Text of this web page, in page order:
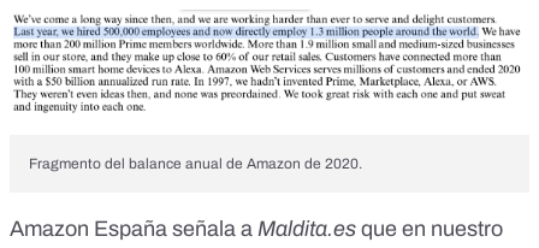
Fragmento del balance anual de Amazon de 2020.
Amazon España señala a Maldita.es que en nuestro